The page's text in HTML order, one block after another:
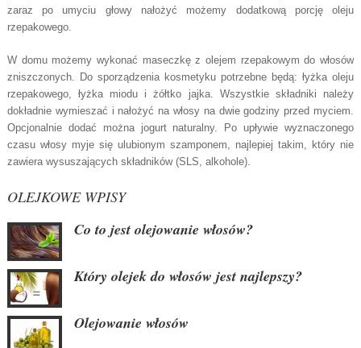
zaraz po umyciu głowy nałożyć możemy dodatkową porcję oleju
rzepakowego.
W domu możemy wykonać maseczkę z olejem rzepakowym do włosów
zniszczonych. Do sporządzenia kosmetyku potrzebne będą: łyżka oleju
rzepakowego, łyżka miodu i żółtko jajka. Wszystkie składniki należy
dokładnie wymieszać i nałożyć na włosy na dwie godziny przed myciem.
Opcjonalnie dodać można jogurt naturalny. Po upływie wyznaczonego
czasu włosy myje się ulubionym szamponem, najlepiej takim, który nie
zawiera wysuszających składników (SLS, alkohole).
OLEJKOWE WPISY
Co to jest olejowanie włosów?
Który olejek do włosów jest najlepszy?
Olejowanie włosów